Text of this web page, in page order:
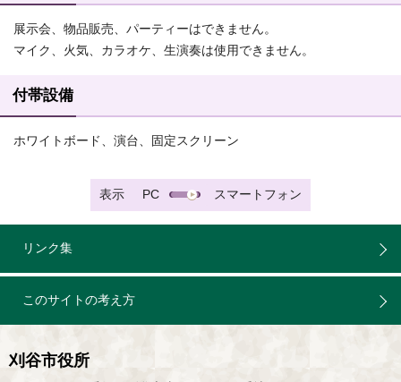
展示会、物品販売、パーティーはできません。
マイク、火気、カラオケ、生演奏は使用できません。
付帯設備
ホワイトボード、演台、固定スクリーン
表示 PC スマートフォン
リンク集
このサイトの考え方
刈谷市役所